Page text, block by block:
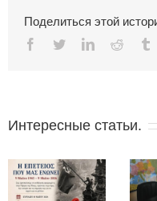
Поделиться этой
Facebook
TwitterLinkedinReddit
Интересные статьи.